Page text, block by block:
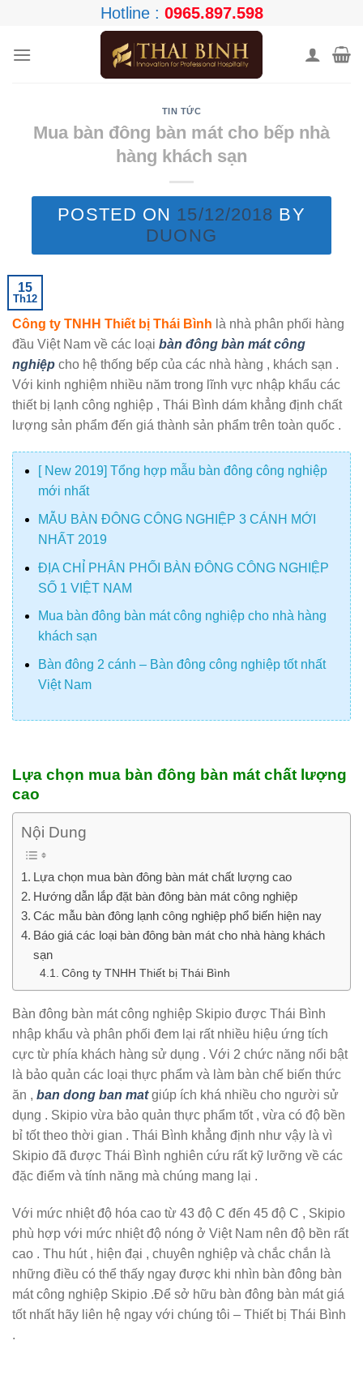
content
Hotline : 0965.897.598
TIN TỨC
Mua bàn đông bàn mát cho bếp nhà
hàng khách sạn
POSTED ON 15/12/2018 BY
DUONG
15
Th12
Công ty TNHH Thiết bị Thái Bình là nhà phân phối hàng
đầu Việt Nam về các loại bàn đông bàn mát công
nghiệp cho hệ thống bếp của các nhà hàng , khách sạn .
Với kinh nghiệm nhiều năm trong lĩnh vực nhập khẩu các
thiết bị lạnh công nghiệp , Thái Bình dám khẳng định chất
lượng sản phẩm đến giá thành sản phẩm trên toàn quốc .
[ New 2019] Tổng hợp mẫu bàn đông công nghiệp
mới nhất
MẪU BÀN ĐÔNG CÔNG NGHIỆP 3 CÁNH MỚI
NHẤT 2019
ĐỊA CHỈ PHÂN PHỐI BÀN ĐÔNG CÔNG NGHIỆP
SỐ 1 VIỆT NAM
Mua bàn đông bàn mát công nghiệp cho nhà hàng
khách sạn
Bàn đông 2 cánh – Bàn đông công nghiệp tốt nhất
Việt Nam
Lựa chọn mua bàn đông bàn mát chất lượng
cao
Nội Dung
Lựa chọn mua bàn đông bàn mát chất lượng cao
Hướng dẫn lắp đặt bàn đông bàn mát công nghiệp
Các mẫu bàn đông lạnh công nghiệp phổ biến hiện nay
Báo giá các loại bàn đông bàn mát cho nhà hàng khách
sạn
Công ty TNHH Thiết bị Thái Bình
Bàn đông bàn mát công nghiệp Skipio được Thái Bình
nhập khẩu và phân phối đem lại rất nhiều hiệu ứng tích
cực từ phía khách hàng sử dụng . Với 2 chức năng nổi bật
là bảo quản các loại thực phẩm và làm bàn chế biến thức
ăn , ban dong ban mat giúp ích khá nhiều cho người sử
dụng . Skipio vừa bảo quản thực phẩm tốt , vừa có độ bền
bỉ tốt theo thời gian . Thái Bình khẳng định như vậy là vì
Skipio đã được Thái Bình nghiên cứu rất kỹ lưỡng về các
đặc điểm và tính năng mà chúng mang lại .
Với mức nhiệt độ hóa cao từ 43 độ C đến 45 độ C , Skipio
phù hợp với mức nhiệt độ nóng ở Việt Nam nên độ bền rất
cao . Thu hút , hiện đại , chuyên nghiệp và chắc chắn là
những điều có thể thấy ngay được khi nhìn bàn đông bàn
mát công nghiệp Skipio .Để sở hữu bàn đông bàn mát giá
tốt nhất hãy liên hệ ngay với chúng tôi – Thiết bị Thái Bình
.